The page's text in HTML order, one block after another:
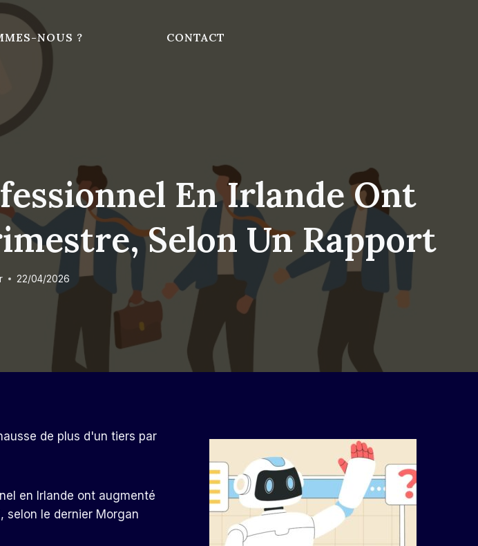
NOUS ? CONTACT
En Irlande Ont
Selon Un Rapport
22/04/2026
de plus d'un tiers par
en Irlande ont augmenté
selon le dernier Morgan